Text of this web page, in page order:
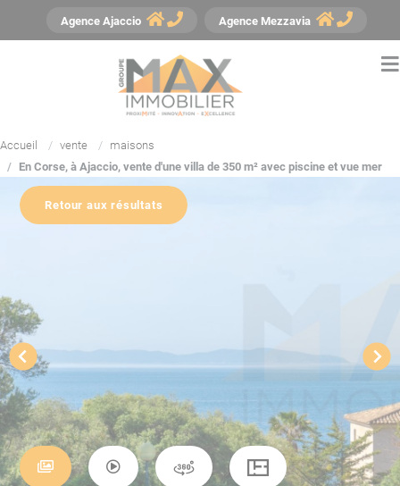
Agence Ajaccio Agence Mezzavia
Accueil vente
maisons
En Corse, à Ajaccio, vente d'une villa de 350 m² avec piscine et vue mer
YouTube est désactivé.
Retour aux résultats
Panneau de gestion des cookies